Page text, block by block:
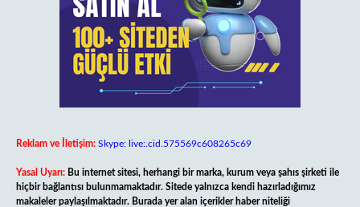
Reklam ve İletişim: Skype: live:.cid.575569c608265c69
Yasal Uyarı: Bu internet sitesi, herhangi bir marka, kurum veya şahıs şirketi ile
hiçbir bağlantısı bulunmamaktadır. Sitede yalnızca kendi hazırladığımız
makaleler paylaşılmaktadır. Burada yer alan içerikler haber niteliği